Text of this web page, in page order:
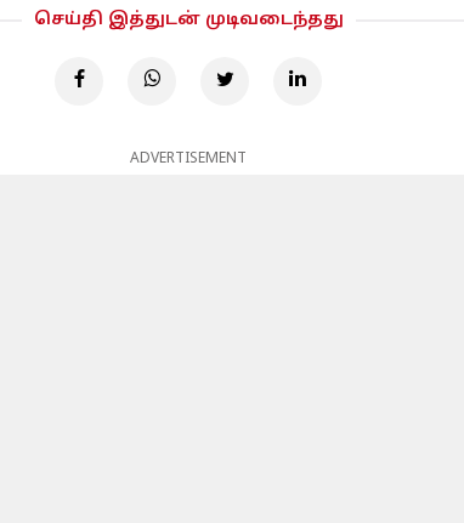
செய்தி இத்துடன் முடிவடைந்தது
ADVERTISEMENT